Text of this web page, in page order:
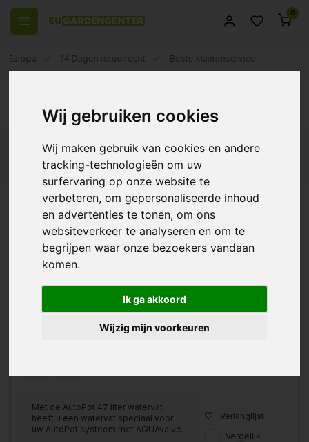
Wij gebruiken cookies
Wij maken gebruik van cookies en andere
tracking-technologieën om uw
surfervaring op onze website te
verbeteren, om gepersonaliseerde inhoud
en advertenties te tonen, om ons
websiteverkeer te analyseren en om te
begrijpen waar onze bezoekers vandaan
komen.
Ik ga akkoord
Wijzig mijn voorkeuren
0
Europa 14 Dagen retourrecht Beste klantenservice
AutoPot Watervaten
Filters
AutoPot 47 liter watervat
€26,50
Met de AutoPot 47 liter watervat
heeft u een watervat speciaal voor
uw AutoPot systeem met AQUAvalve.
Verlanglijst
Vergelijk